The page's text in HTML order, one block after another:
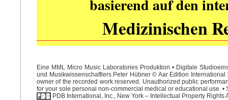
basierend auf den
Medizinischen
Eine MML Micro Music Laboratories Produktion • Digitale
und Musikwissenschaftlers Peter Hübner © Aar Edition
owner of the recorded work reserved. Unauthorized public
for your sole personal non-commercial medical or educational use.
PDB International, Inc., New York – Intellectual Property Rights